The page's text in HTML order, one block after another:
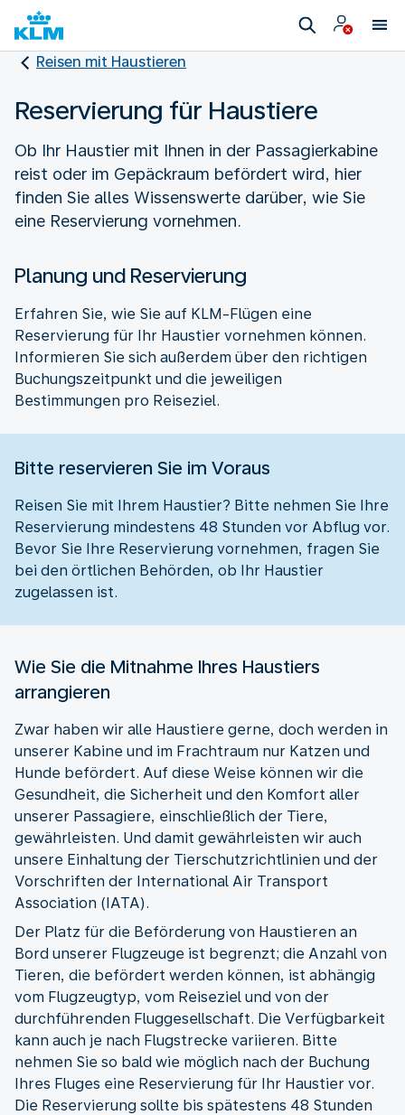
Reisen mit Haustieren
Reservierung für Haustiere
Ob Ihr Haustier mit Ihnen in der Passagierkabine
reist oder im Gepäckraum befördert wird, hier
finden Sie alles Wissenswerte darüber, wie Sie
eine Reservierung vornehmen.
Planung und Reservierung
Erfahren Sie, wie Sie auf KLM-Flügen eine
Reservierung für Ihr Haustier vornehmen können.
Informieren Sie sich außerdem über den richtigen
Buchungszeitpunkt und die jeweiligen
Bestimmungen pro Reiseziel.
Bitte reservieren Sie im Voraus
Reisen Sie mit Ihrem Haustier? Bitte nehmen Sie Ihre
Reservierung mindestens 48 Stunden vor Abflug vor.
Bevor Sie Ihre Reservierung vornehmen, fragen Sie
bei den örtlichen Behörden, ob Ihr Haustier
zugelassen ist.
Wie Sie die Mitnahme Ihres Haustiers
arrangieren
Zwar haben wir alle Haustiere gerne, doch werden in
unserer Kabine und im Frachtraum nur Katzen und
Hunde befördert. Auf diese Weise können wir die
Gesundheit, die Sicherheit und den Komfort aller
unserer Passagiere, einschließlich der Tiere,
gewährleisten. Und damit gewährleisten wir auch
unsere Einhaltung der Tierschutzrichtlinien und der
Vorschriften der International Air Transport
Association (IATA).
Der Platz für die Beförderung von Haustieren an
Bord unserer Flugzeuge ist begrenzt; die Anzahl von
Tieren, die befördert werden können, ist abhängig
vom Flugzeugtyp, vom Reiseziel und von der
durchführenden Fluggesellschaft. Die Verfügbarkeit
kann auch je nach Flugstrecke variieren. Bitte
nehmen Sie so bald wie möglich nach der Buchung
Ihres Fluges eine Reservierung für Ihr Haustier vor.
Die Reservierung sollte bis spätestens 48 Stunden